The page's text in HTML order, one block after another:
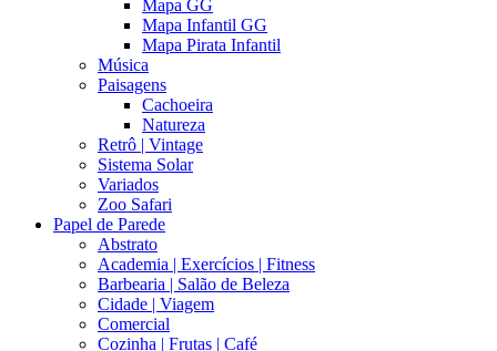
Mapa GG
Mapa Infantil GG
Mapa Pirata Infantil
Música
Paisagens
Cachoeira
Natureza
Retrô | Vintage
Sistema Solar
Variados
Zoo Safari
Papel de Parede
Abstrato
Academia | Exercícios | Fitness
Barbearia | Salão de Beleza
Cidade | Viagem
Comercial
Cozinha | Frutas | Café